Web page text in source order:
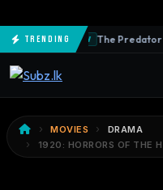
TrendingNEW The Predator
MOVIES
DRAMA
1920: HORRORS OF THE